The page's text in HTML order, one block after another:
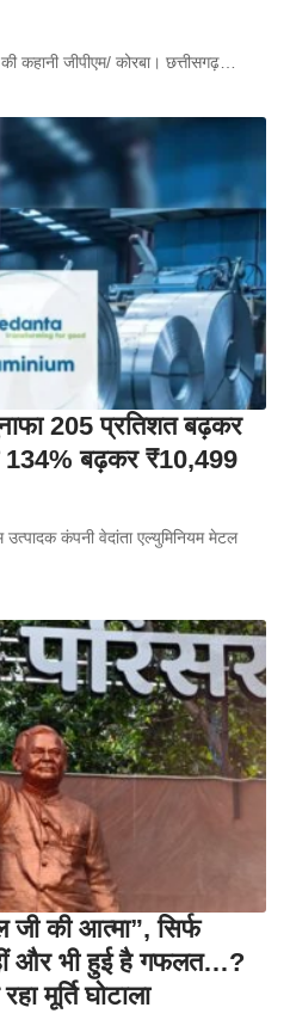
की कहानी जीपीएम/ कोरबा। छत्तीसगढ़…
205 प्रतिशत बढ़कर
134% बढ़कर ₹10,499
कंपनी वेदांता एल्युमिनियम मेटल
जी की आत्मा”, सिर्फ
और भी हुई है गफलत…?
मूर्ति घोटाला